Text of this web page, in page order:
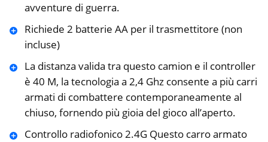
avventure di guerra.
Richiede 2 batterie AA per il trasmettitore (non
incluse)
La distanza valida tra questo camion e il controller
è 40 M, la tecnologia a 2,4 Ghz consente a più carri
armati di combattere contemporaneamente al
chiuso, fornendo più gioia del gioco all’aperto.
Controllo radiofonico 2.4G Questo carro armato